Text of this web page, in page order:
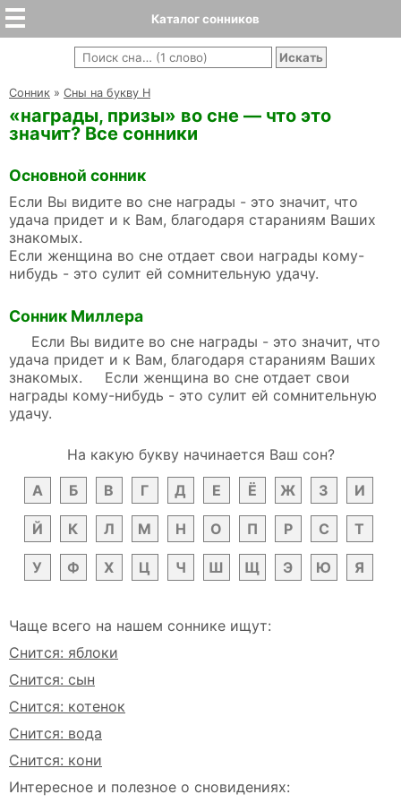
Каталог сонников
Cонник » Сны на букву Н
«награды, призы» во сне — что это
значит? Все сонники
Основной сонник
Если Вы видите во сне награды - это значит, что
удача придет и к Вам, благодаря стараниям Ваших
знакомых.
Если женщина во сне отдает свои награды кому-
нибудь - это сулит ей сомнительную удачу.
Сонник Миллера
Если Вы видите во сне награды - это значит, что
удача придет и к Вам, благодаря стараниям Ваших
знакомых. Если женщина во сне отдает свои
награды кому-нибудь - это сулит ей сомнительную
удачу.
На какую букву начинается Ваш сон?
А
Б В Г Д Е Ё Ж З И
Й К Л М Н О П Р С Т
У Ф Х Ц Ч Ш Щ Э Ю Я
Чаще всего на нашем соннике ищут:
Снится: яблоки
Снится: сын
Снится: котенок
Снится: вода
Снится: кони
Интересное и полезное о сновидениях: